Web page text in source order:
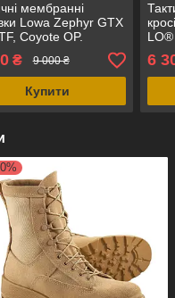
мембранні
Lowa Zephyr GTX
Coyote OP.
оригінал.
₴ 9 000 ₴
Купити
LO®
6